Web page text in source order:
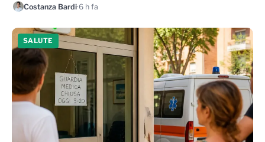
Costanza Bardi·6 h fa
SALUTE